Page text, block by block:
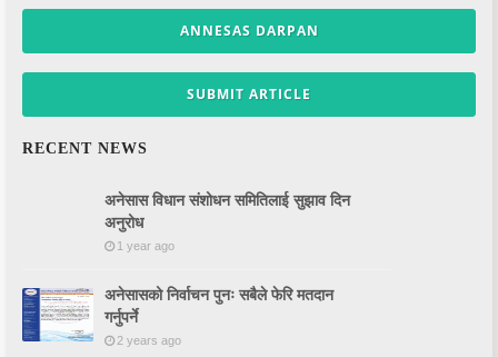
GALLERY
LITERATURE
ANNESAS DARPAN
SUBMIT ARTICLE
RECENT NEWS
अनेसास विधान संशोधन समितिलाई सुझाव दिन
अनुरोध
1 year ago
अनेसासको निर्वाचन पुनः सबैले फेरि मतदान
गर्नुपर्ने
2 years ago